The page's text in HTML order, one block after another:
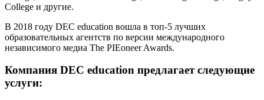
College и другие.
В 2018 году DEC education вошла в топ-5 лучших
образовательных агентств по версии международного
независимого медиа The PIEoneer Awards.
Компания DEC education предлагает следующие
услуги: